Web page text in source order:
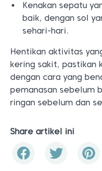
Kenakan sepatu
baik, dengan sol
sehari-hari.
Hentikan aktivitas
kering sakit, pastikan
dengan cara yang
pemanasan sebelum
ringan sebelum dan
Share artikel ini